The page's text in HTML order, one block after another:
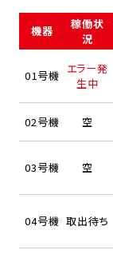
機器
稼働状
況
01号機 エラー発
生中
02号機 空
03号機 空
04号機 取出待ち